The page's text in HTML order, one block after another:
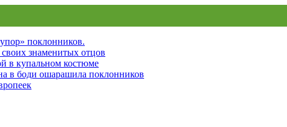
поклонников.
знаменитых отцов
в купальном костюме
в боди ошарашила поклонников